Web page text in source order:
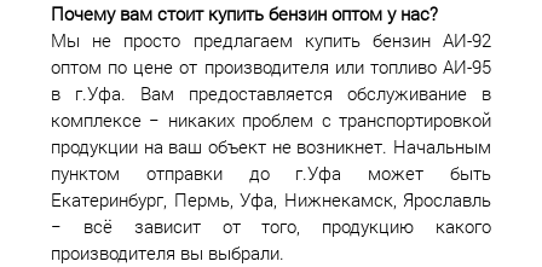
Почему вам стоит купить бензин оптом у нас?
Мы не просто предлагаем купить бензин АИ-92
оптом по цене от производителя или топливо АИ-95
в г.Уфа. Вам предоставляется обслуживание в
комплексе − никаких проблем с транспортировкой
продукции на ваш объект не возникнет. Начальным
пунктом отправки до г.Уфа может быть
Екатеринбург, Пермь, Уфа, Нижнекамск, Ярославль
− всё зависит от того, продукцию какого
производителя вы выбрали.